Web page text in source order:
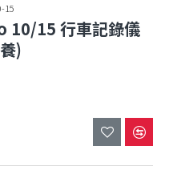
15
10/15 行車記錄儀
)